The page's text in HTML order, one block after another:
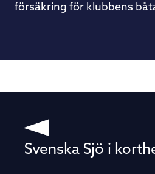
försäkring för klubbens
Svenska Sjö i